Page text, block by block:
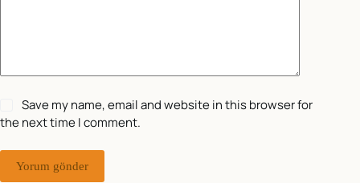
Save my name, email and website in this browser for
the next time I comment.
Yorum gönder